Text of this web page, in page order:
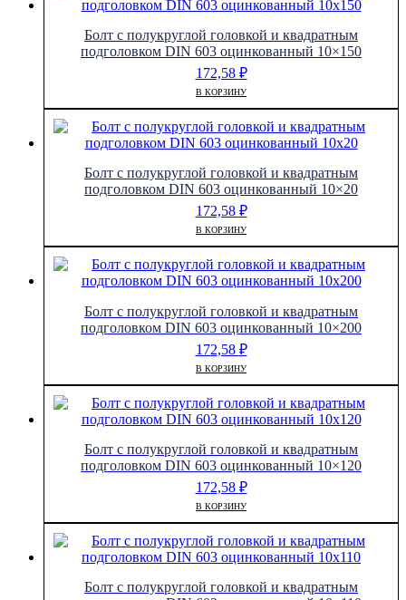
Болт с полукруглой головкой и квадратным
подголовком DIN 603 оцинкованный 10×150
172,58 ₽
В КОРЗИНУ
Болт с полукруглой головкой и квадратным
подголовком DIN 603 оцинкованный 10×20
172,58 ₽
В КОРЗИНУ
Болт с полукруглой головкой и квадратным
подголовком DIN 603 оцинкованный 10×200
172,58 ₽
В КОРЗИНУ
Болт с полукруглой головкой и квадратным
подголовком DIN 603 оцинкованный 10×120
172,58 ₽
В КОРЗИНУ
Болт с полукруглой головкой и квадратным